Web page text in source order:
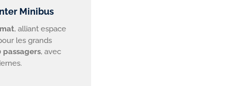
Minibus
, alliant espace
les grands
passagers, avec